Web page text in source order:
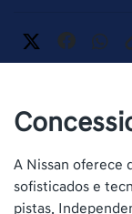
A Nissan oferece
sofisticados e
pistas.